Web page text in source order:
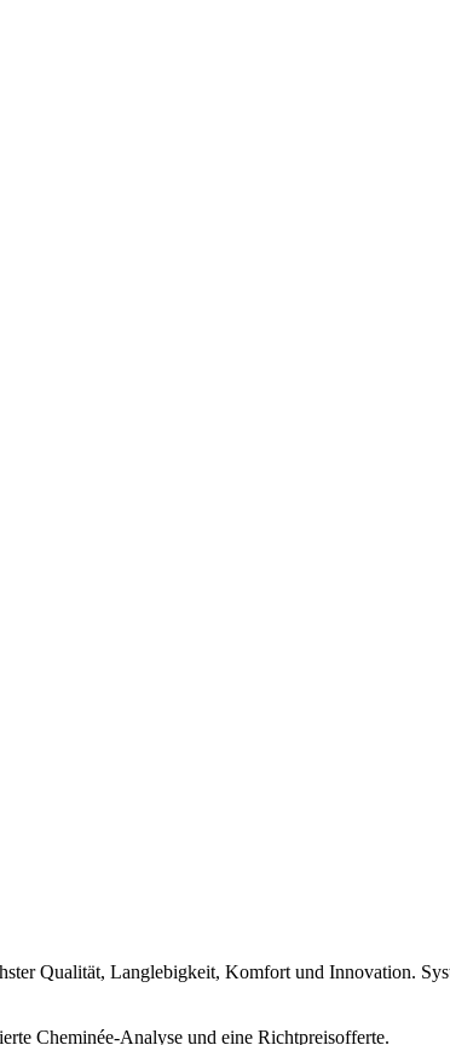
Qualität, Langlebigkeit, Komfort und Innovation.
Cheminée-Analyse und eine Richtpreisofferte.